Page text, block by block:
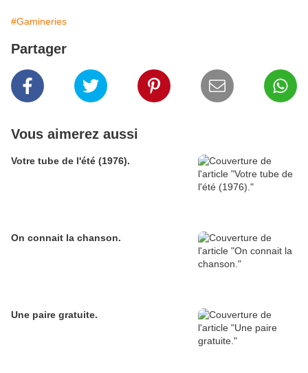
#Gamineries
Partager
Vous aimerez aussi
Votre tube de l'été (1976).
On connait la chanson.
Une paire gratuite.